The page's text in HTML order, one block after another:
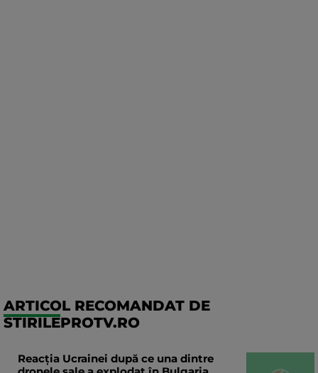
ARTICOL RECOMANDAT DE
STIRILEPROTV.RO
Reacția Ucrainei după ce una dintre